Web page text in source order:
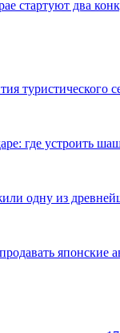
стартуют два
туристического
где устроить
одну из
японские